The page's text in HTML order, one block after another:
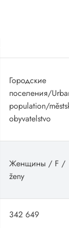
Городские
поселения/
population/
obyvatelstvo
Женщины / F /
ženy
342 649